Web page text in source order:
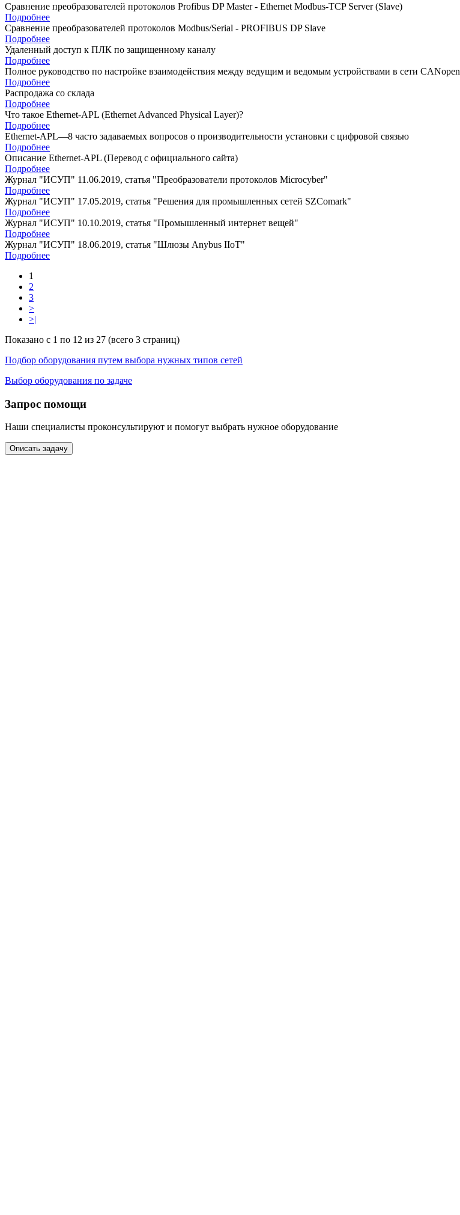
Сравнение преобразователей протоколов Profibus DP Master - Ethernet Modbus-TCP Server (Slave)
Подробнее
Сравнение преобразователей протоколов Modbus/Serial - PROFIBUS DP Slave
Подробнее
Удаленный доступ к ПЛК по защищенному каналу
Подробнее
Полное руководство по настройке взаимодействия между ведущим и ведомым устройствами в сети CANopen
Подробнее
Распродажа со склада
Подробнее
Что такое Ethernet-APL (Ethernet Advanced Physical Layer)?
Подробнее
Ethernet-APL—8 часто задаваемых вопросов о производительности установки с цифровой связью
Подробнее
Описание Ethernet-APL (Перевод с официального сайта)
Подробнее
Журнал "ИСУП" 11.06.2019, статья "Преобразователи протоколов Microcyber"
Подробнее
Журнал "ИСУП" 17.05.2019, статья "Решения для промышленных сетей SZComark"
Подробнее
Журнал "ИСУП" 10.10.2019, статья "Промышленный интернет вещей"
Подробнее
Журнал "ИСУП" 18.06.2019, статья "Шлюзы Anybus IIoT"
Подробнее
1
2
3
>
>|
Показано с 1 по 12 из 27 (всего 3 страниц)
Подбор оборудования путем выбора нужных типов сетей
Выбор оборудования по задаче
Запрос помощи
Наши специалисты проконсультируют и помогут выбрать нужное оборудование
Описать задачу